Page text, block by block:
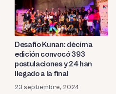
Desafío Kunan: décima
edición convocó 393
postulaciones y 24 han
llegado a la final
23 septiembre, 2024